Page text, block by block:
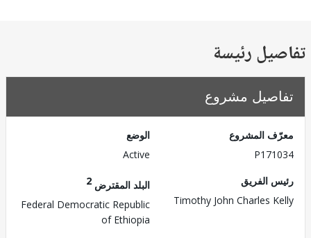
رئيسة
مشروع
المشروع
الفريق
Timothy John Charles
البلد المقترض
Federal Democratic Republic
of Ethiopia